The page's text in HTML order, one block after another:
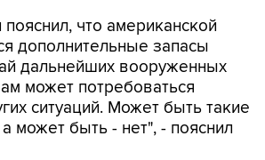
что американской
дополнительные запасы
дальнейших вооруженных
может потребоваться
ситуаций. Может быть такие
а может быть - нет", - пояснил